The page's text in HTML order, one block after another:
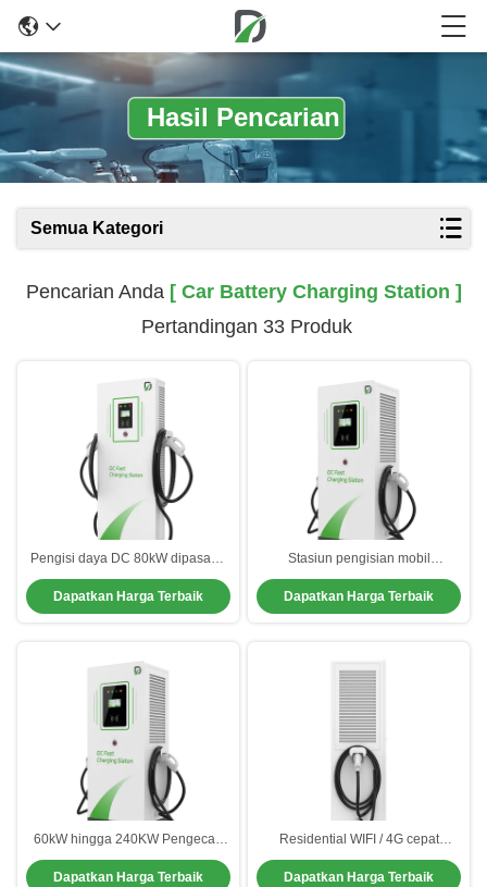
Hasil Pencarian
Semua Kategori
Pencarian Anda [ Car Battery Charging Station ]
Pertandingan 33 Produk
Pengisi daya DC 80kW dipasang
di lantai yang cocok untuk stasiun
pengisian umum
Dapatkan Harga Terbaik
Stasiun pengisian mobil
berkecepatan tinggi CCS 3 fase
pengisian mobil listrik
Dapatkan Harga Terbaik
60kW hingga 240KW Pengecas
Mobil Luar Ruang Stasiun
Pengisian Mobil Listrik Publik
Dapatkan Harga Terbaik
Residential WIFI / 4G cepat
pengisi daya mobil listrik EV
Power Charging Station Dengan
Dapatkan Harga Terbaik